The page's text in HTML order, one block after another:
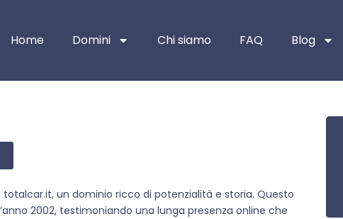
Home Domini Chi siamo FAQ Blog
un dominio ricco di potenzialità e storia. Questo
2002, testimoniando una lunga presenza online che